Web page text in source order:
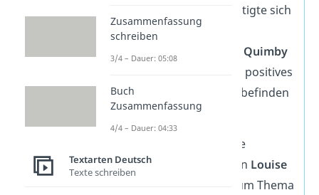
Jahrhunderts beschäftigte sich
der amerikanische
Phineas Quimby
mit der Frage, ob sich positives
Denken auf das Wohlbefinden
auswirkt.
Heute ist vor allem die
amerikanische Autorin Louise
für ihre Werke zum Thema
Zusammenfassung
schreiben
3/4 – Dauer: 05:08
Buch
Zusammenfassung
4/4 – Dauer: 04:33
Textarten Deutsch
Texte schreiben